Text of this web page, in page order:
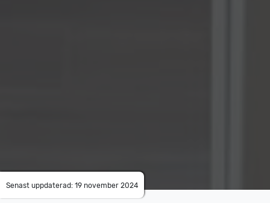
Senast uppdaterad: 19 november 2024